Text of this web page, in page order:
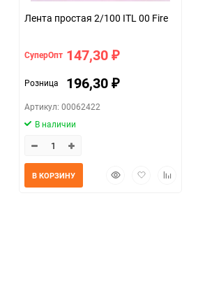
Лента простая 2/100 ITL 00 Fire
СуперОпт 147,30 ₽
Розница 196,30 ₽
Артикул: 00062422
В наличии
БыстрыйДобавитьДобавить
В КОРЗИНУ